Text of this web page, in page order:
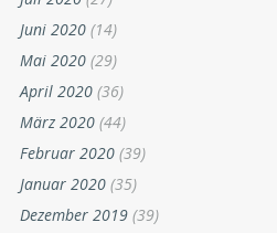
Juni 2020 (14)
Mai 2020 (29)
April 2020 (36)
März 2020 (44)
Februar 2020 (39)
Januar 2020 (35)
Dezember 2019 (39)